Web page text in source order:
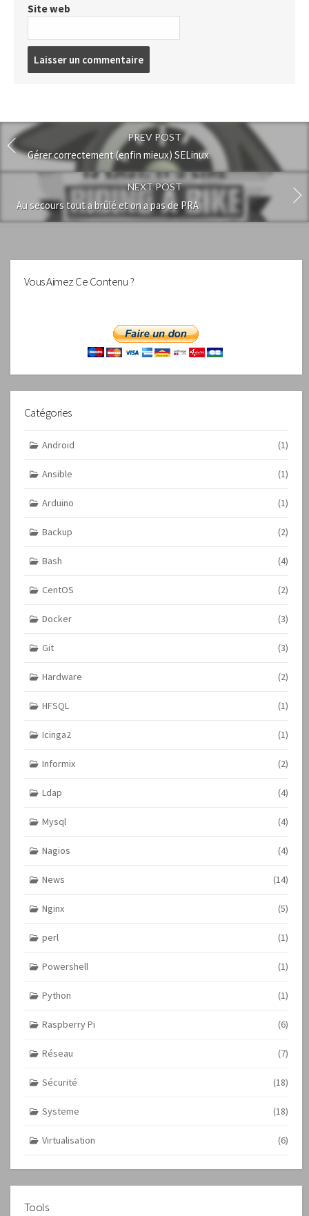
Site web
PREV POST
Gérer correctement (enfin mieux) SELinux
NEXT POST
Au secours tout a brûlé et on a pas de PRA
Vous Aimez Ce Contenu ?
Catégories
Android (1)
Ansible (1)
Arduino (1)
Backup (2)
Bash (4)
CentOS (2)
Docker (3)
Git (3)
Hardware (2)
HFSQL (1)
Icinga2 (1)
Informix (2)
Ldap (4)
Mysql (4)
Nagios (4)
News (14)
Nginx (5)
perl (1)
Powershell (1)
Python (1)
Raspberry Pi (6)
Réseau (7)
Sécurité (18)
Systeme (18)
Virtualisation (6)
Tools